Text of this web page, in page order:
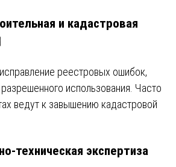
и кадастровая
реестровых ошибок,
использования. Часто
ведут к завышению кадастровой
техническая экспертиза